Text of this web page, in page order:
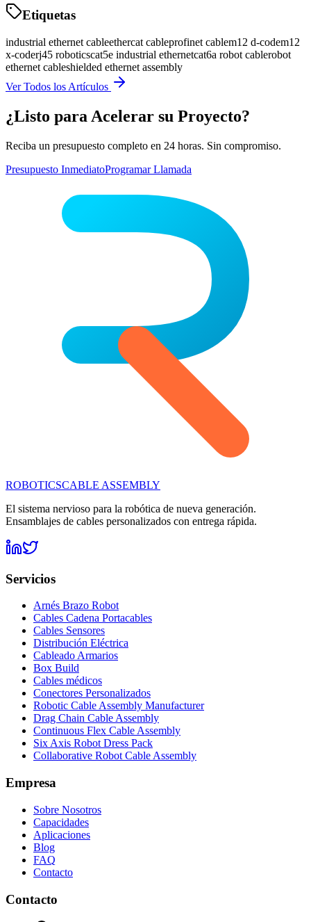
Etiquetas
industrial ethernet cableethercat cableprofinet cablem12 d-codem12
x-coderj45 roboticscat5e industrial ethernetcat6a robot cablerobot
ethernet cableshielded ethernet assembly
Ver Todos los Artículos
¿Listo para Acelerar su Proyecto?
Reciba un presupuesto completo en 24 horas. Sin compromiso.
Presupuesto InmediatoProgramar Llamada
ROBOTICSCABLE ASSEMBLY
El sistema nervioso para la robótica de nueva generación.
Ensamblajes de cables personalizados con entrega rápida.
Servicios
Arnés Brazo Robot
Cables Cadena Portacables
Cables Sensores
Distribución Eléctrica
Cableado Armarios
Box Build
Cables médicos
Conectores Personalizados
Robotic Cable Assembly Manufacturer
Drag Chain Cable Assembly
Continuous Flex Cable Assembly
Six Axis Robot Dress Pack
Collaborative Robot Cable Assembly
Empresa
Sobre Nosotros
Capacidades
Aplicaciones
Blog
FAQ
Contacto
Contacto